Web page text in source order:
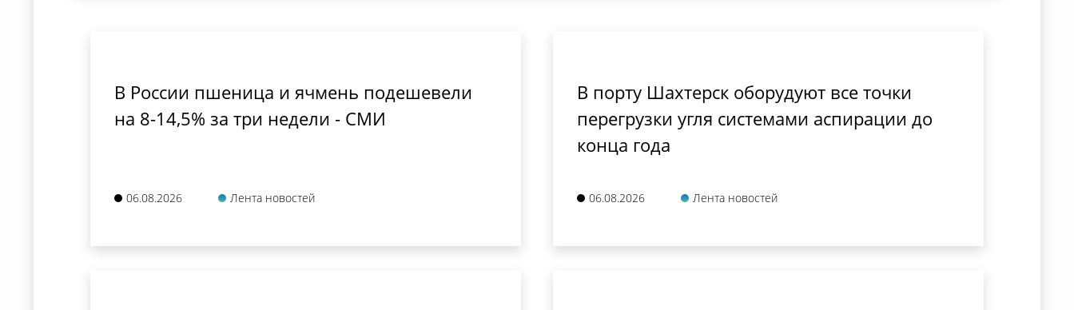
В России пшеница и ячмень подешевели
на 8-14,5% за три недели - СМИ
06.08.2026 Лента новостей
В порту Шахтерск оборудуют все точки
перегрузки угля системами аспирации до
конца года
06.08.2026 Лента новостей